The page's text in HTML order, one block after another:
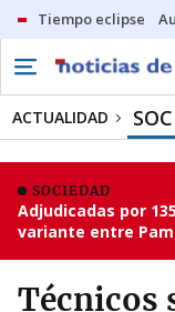
Tiempo eclipse
ACTUALIDAD
SOCIEDAD
Adjudicadas por
variante entre
Técnicos